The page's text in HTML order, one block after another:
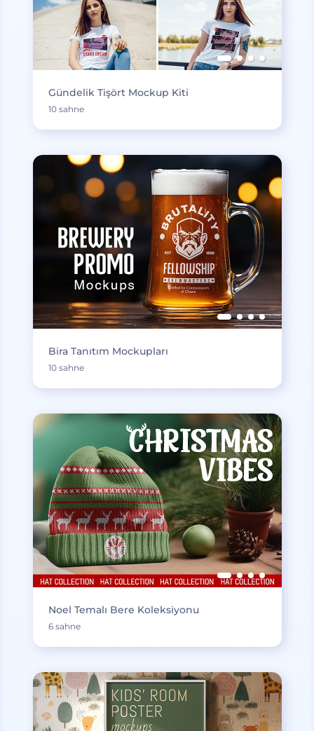
Gündelik Tişört Mockup Kiti
10 sahne
Bira Tanıtım Mockupları
10 sahne
Noel Temalı Bere Koleksiyonu
6 sahne